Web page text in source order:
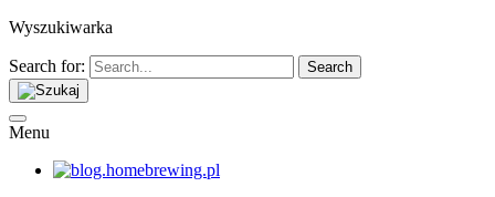
Wyszukiwarka
Search for:
Menu